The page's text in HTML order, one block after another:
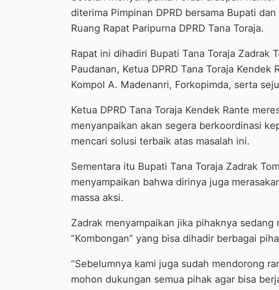
diterima Pimpinan DPRD bersama Bupati
Ruang Rapat Paripurna DPRD Tana Toraja.
Rapat ini dihadiri Bupati Tana Toraja Zadrak
Paudanan, Ketua DPRD Tana Toraja Kendek
Kompol A. Madenanri, Forkopimda, serta
Ketua DPRD Tana Toraja Kendek Rante
menyanpaikan akan segera berkoordinasi
mencari solusi terbaik atas masalah ini.
Sementara itu Bupati Tana Toraja Zadrak
menyampaikan bahwa dirinya juga
massa aksi.
Zadrak menyampaikan jika pihaknya sedang
“Kombongan” yang bisa dihadir berbagai
“Sebelumnya kami juga sudah mendorong
mohon dukungan semua pihak agar bisa